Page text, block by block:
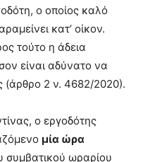
ο οποίος καλό
κατ’ οίκον.
τούτο η άδεια
είναι αδύνατο να
(άρθρο 2 ν. 4682/2020).
ο εργοδότης
μία ώρα
συμβατικού ωραρίου